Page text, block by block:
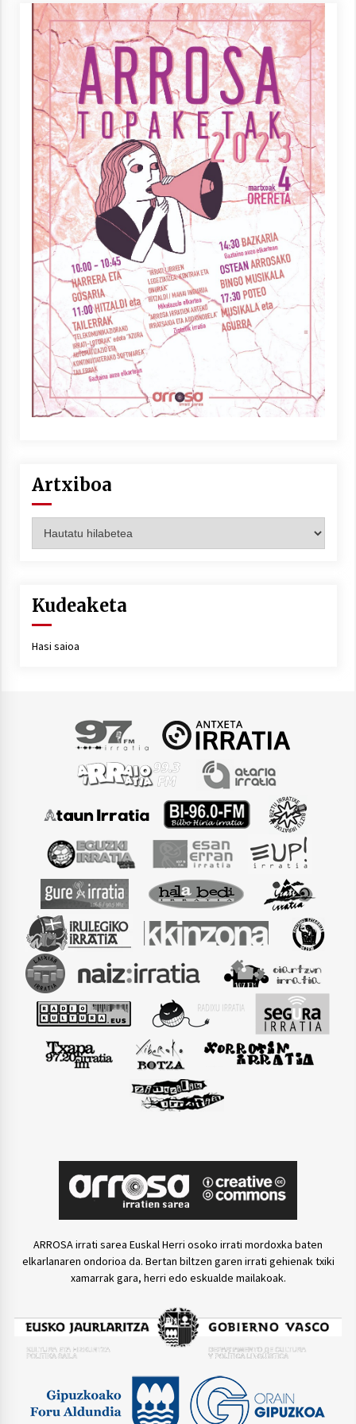
Arrosa sareko IX. topaketak!
2021/10/13
Azaroak 6 Iurretan Arrosa sarearen
IX. topaketak
2021/10/04
Segura irratian Arrosaren 20 urteez
2021/07/22
Arrosari buruzko erreportaia
2021/07/16
Arrosaren 20 urteez
2021/07/03
Arrosaren laburpen bideoa Hamaika
Telebistaren eskutik
2021/06/30
Artxiboa
Kudeaketa
Hasi saioa
ARROSA irrati sarea Euskal Herri osoko irrati mordoxka baten
elkarlanaren ondorioa da. Bertan biltzen garen irrati gehienak txiki
xamarrak gara, herri edo eskualde mailakoak.